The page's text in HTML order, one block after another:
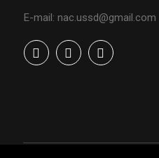
E-mail: nac.ussd@gmail.com